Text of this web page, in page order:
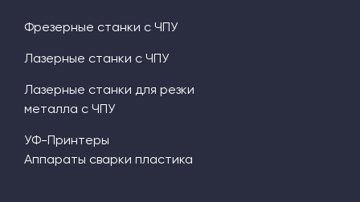
Фрезерные станки с ЧПУ
Лазерные станки с ЧПУ
Лазерные станки для резки
металла с ЧПУ
УФ-Принтеры
Аппараты сварки пластика